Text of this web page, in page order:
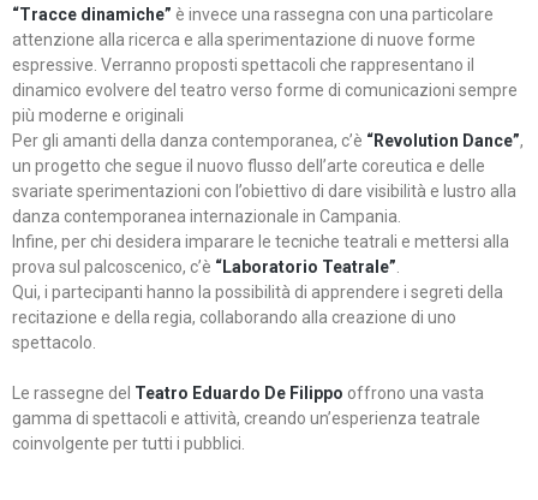
“Tracce dinamiche” è invece una rassegna con una particolare
attenzione alla ricerca e alla sperimentazione di nuove forme
espressive. Verranno proposti spettacoli che rappresentano il
dinamico evolvere del teatro verso forme di comunicazioni sempre
più moderne e originali
Per gli amanti della danza contemporanea, c’è “Revolution Dance”,
un progetto che segue il nuovo flusso dell’arte coreutica e delle
svariate sperimentazioni con l’obiettivo di dare visibilità e lustro alla
danza contemporanea internazionale in Campania.
Infine, per chi desidera imparare le tecniche teatrali e mettersi alla
prova sul palcoscenico, c’è “Laboratorio Teatrale”
Qui, i partecipanti hanno la possibilità di apprendere i segreti della
recitazione e della regia, collaborando alla creazione di uno
spettacolo.
Le rassegne del Teatro Eduardo De Filippo offrono una vasta
gamma di spettacoli e attività, creando un’esperienza teatrale
coinvolgente per tutti i pubblici.